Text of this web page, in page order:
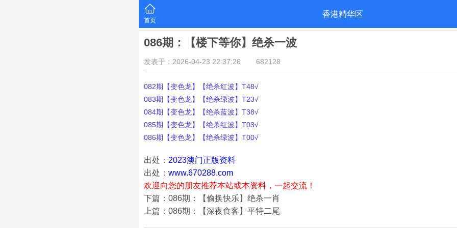
首页
香港精华区
086期：【楼下等你】绝杀一波
发表于：2026-04-23 22:37:26 682128
082期【变色龙】【绝杀红波】T48√
083期【变色龙】【绝杀绿波】T23√
084期【变色龙】【绝杀蓝波】T38√
085期【变色龙】【绝杀红波】T03√
086期【变色龙】【绝杀绿波】T00√
出处： 2023澳门正版资料
出处： www.670288.com
欢迎向您的朋友推荐本站或本资料，一起交流！
下篇：086期：【偷换快乐】绝杀一肖
上篇：086期：【深夜食客】平特二尾